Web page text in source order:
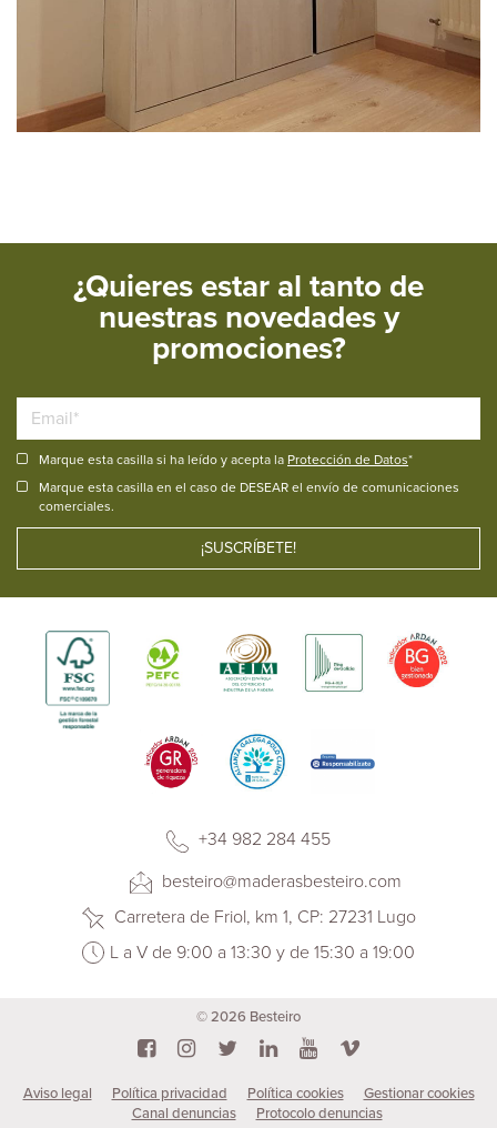
¿Quieres estar al tanto de
nuestras novedades y
promociones?
Marque esta casilla si ha leído y acepta la Protección de Datos*
Marque esta casilla en el caso de DESEAR el envío de comunicaciones
comerciales.
+34 982 284 455
besteiro@maderasbesteiro.com
Carretera de Friol, km 1, CP: 27231 Lugo
L a V de 9:00 a 13:30 y de 15:30 a 19:00
Aviso legal Política privacidad Política cookies
Gestionar cookies
Canal denuncias
Protocolo denuncias
© 2026 Besteiro